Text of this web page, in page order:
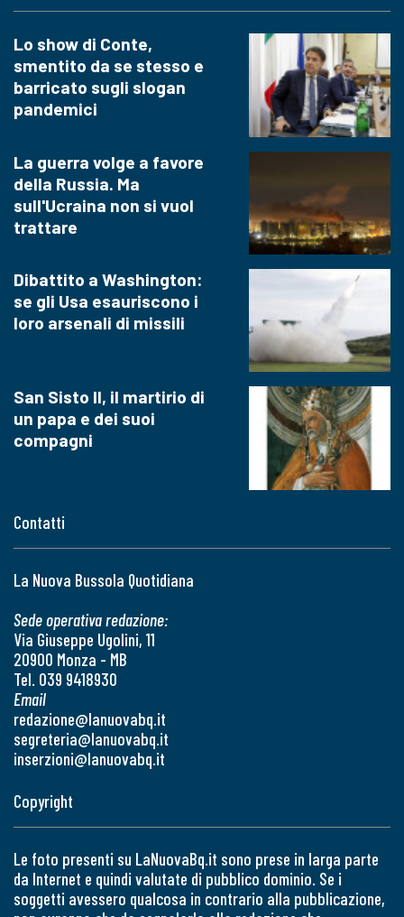
Contatti
La Nuova Bussola Quotidiana
Sede operativa redazione:
Via Giuseppe Ugolini, 11
20900 Monza - MB
Tel. 039 9418930
Email
redazione@lanuovabq.it
segreteria@lanuovabq.it
inserzioni@lanuovabq.it
Lo show di Conte,
smentito da se stesso e
barricato sugli slogan
pandemici
La guerra volge a favore
della Russia. Ma
sull'Ucraina non si vuol
trattare
Dibattito a Washington:
se gli Usa esauriscono i
loro arsenali di missili
San Sisto II, il martirio di
un papa e dei suoi
compagni
Copyright
Le foto presenti su LaNuovaBq.it sono prese in larga parte
da Internet e quindi valutate di pubblico dominio. Se i
soggetti avessero qualcosa in contrario alla pubblicazione,